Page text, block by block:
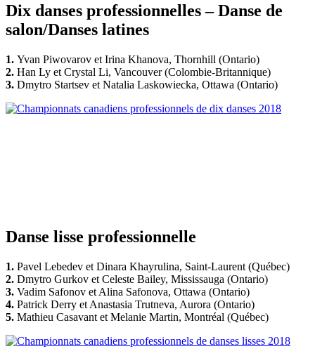
Dix danses professionnelles – Danse de
salon/Danses latines
1. Yvan Piwovarov et Irina Khanova, Thornhill (Ontario)
2. Han Ly et Crystal Li, Vancouver (Colombie-Britannique)
3. Dmytro Startsev et Natalia Laskowiecka, Ottawa (Ontario)
Danse lisse professionnelle
1. Pavel Lebedev et Dinara Khayrulina, Saint-Laurent (Québec)
2. Dmytro Gurkov et Celeste Bailey, Mississauga (Ontario)
3. Vadim Safonov et Alina Safonova, Ottawa (Ontario)
4. Patrick Derry et Anastasia Trutneva, Aurora (Ontario)
5. Mathieu Casavant et Melanie Martin, Montréal (Québec)